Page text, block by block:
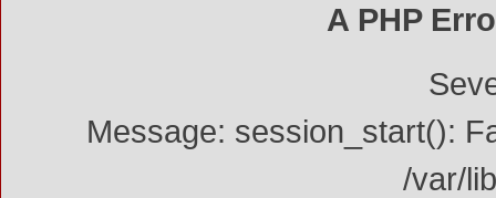
A PHP
Message: session_start():
/var/